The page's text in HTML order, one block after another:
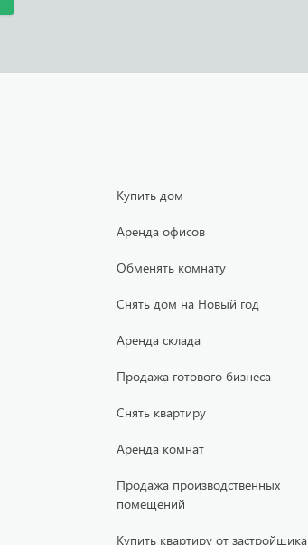
Купить дом
Аренда офисов
Обменять комнату
Снять дом на Новый год
Аренда склада
Продажа готового бизнеса
Снять квартиру
Аренда комнат
Продажа производственных
помещений
Купить квартиру от застройщика